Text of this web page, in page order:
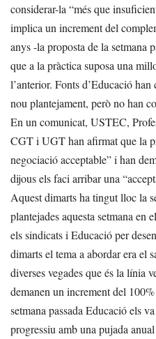
considerar-la “més que
implica un increment del
anys -la proposta de la setmana
que a la pràctica suposa una
l’anterior. Fonts d’Educació
nou plantejament, però no han
En un comunicat, USTEC,
CGT i UGT han afirmat que la
negociació acceptable” i han
dijous els faci arribar una
Aquest dimarts ha tingut lloc la
plantejades aquesta setmana en
els sindicats i Educació per
dimarts el tema a abordar era el
diverses vegades que és la línia
demanen un increment del
setmana passada Educació els
progressiu amb una pujada